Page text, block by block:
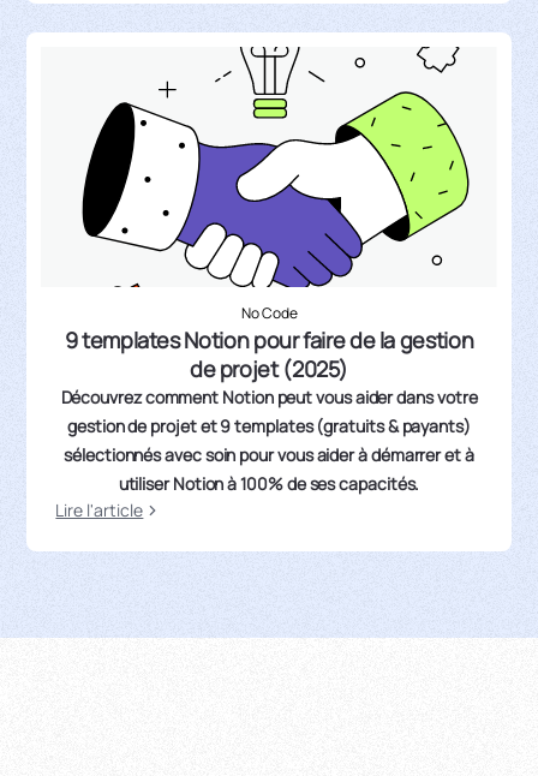
No Code
9 templates Notion pour faire de la gestion
de projet (2025)
Découvrez comment Notion peut vous aider dans votre
gestion de projet et 9 templates (gratuits & payants)
sélectionnés avec soin pour vous aider à démarrer et à
utiliser Notion à 100% de ses capacités.
Lire l'article